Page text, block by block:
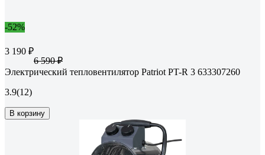
-52%
3 190 ₽
6 590 ₽
Электрический тепловентилятор Patriot PT-R 3 633307260
3.9(12)
В корзину